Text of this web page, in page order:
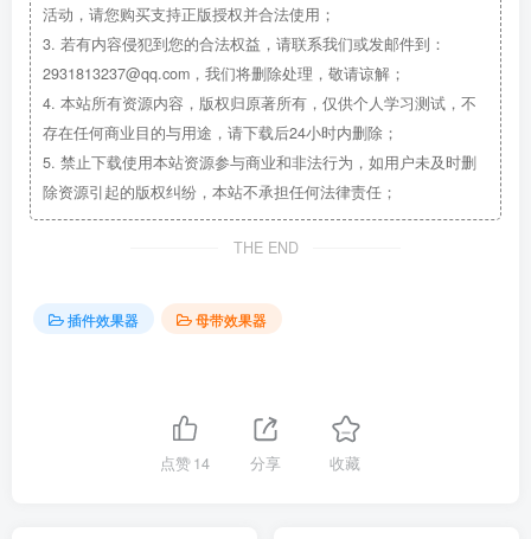
活动，请您购买支持正版授权并合法使用；
3. 若有内容侵犯到您的合法权益，请联系我们或发邮件到：
2931813237@qq.com，我们将删除处理，敬请谅解；
4. 本站所有资源内容，版权归原著所有，仅供个人学习测试，不
存在任何商业目的与用途，请下载后24小时内删除；
5. 禁止下载使用本站资源参与商业和非法行为，如用户未及时删
除资源引起的版权纠纷，本站不承担任何法律责任；
THE END
插件效果器 母带效果器
点赞14 分享 收藏